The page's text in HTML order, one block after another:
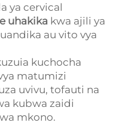
ya cervical
uhakika kwa ajili ya
au vito vya
kuchocha
matumizi
uvivu, tofauti na
kubwa zaidi
mkono.